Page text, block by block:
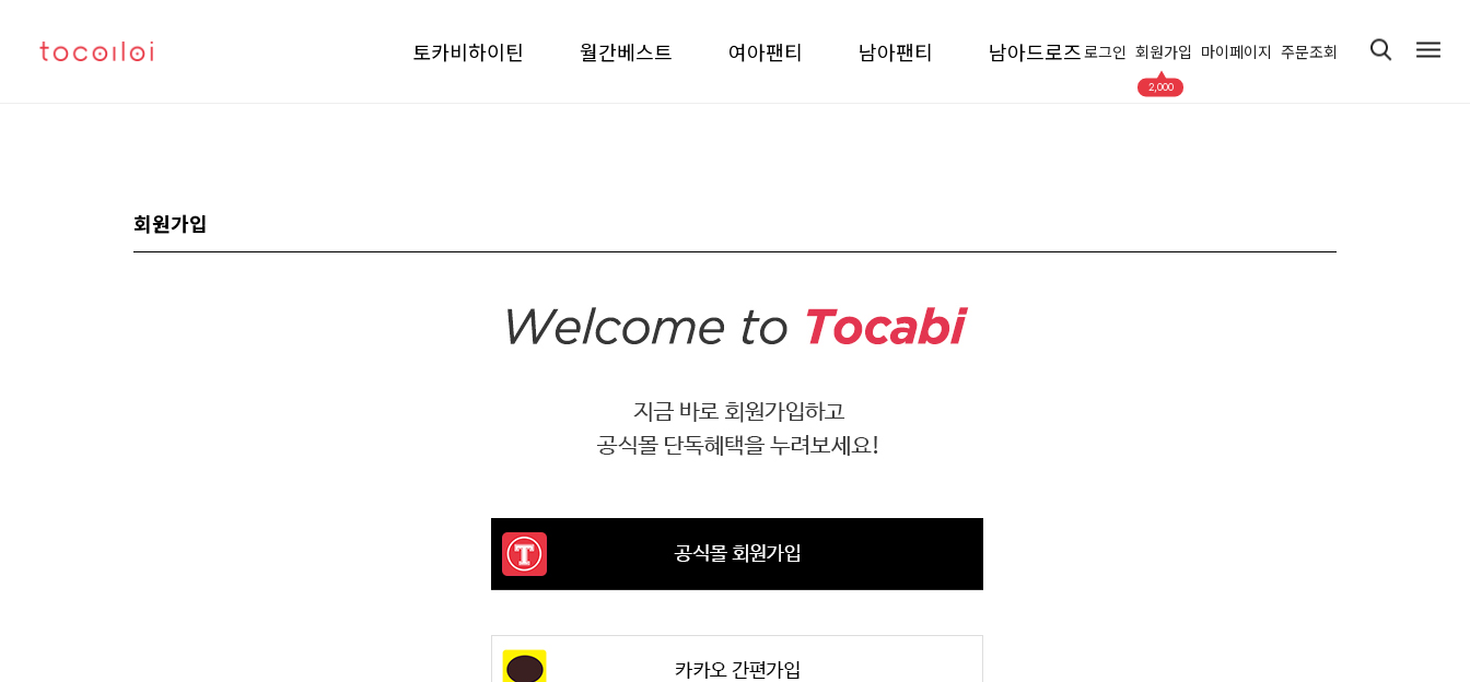
토카비하이틴 월간베스트 여아팬티 남아팬티 남아드로즈로그인 회원가입
▲
2,000
마이페이지 주문조회
회원가입